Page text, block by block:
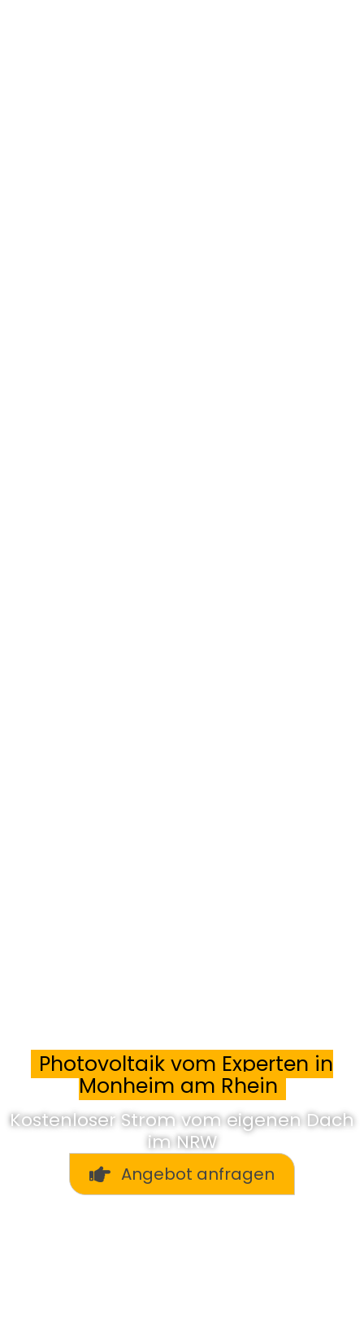
Photovoltaik vom Experten in
Monheim am Rhein
Kostenloser Strom vom eigenen Dach
im NRW
Angebot anfragen